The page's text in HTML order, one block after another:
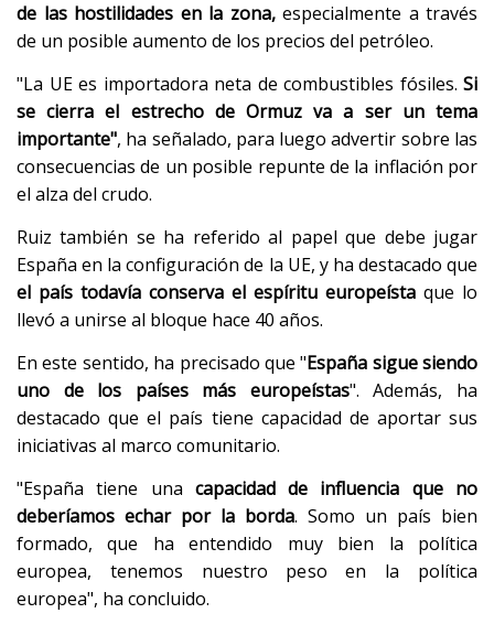
de las hostilidades en la zona,especialmente a través
de un posible aumento de los precios del petróleo.
"La UE es importadora neta de combustibles fósiles. Si
se cierra el estrecho de Ormuz va a ser un tema
importante", ha señalado, para luego advertir sobre las
consecuencias de un posible repunte de la inflación por
el alza del crudo.
Ruiz también se ha referido al papel que debe jugar
España en la configuración de la UE, y ha destacado que
el país todavía conserva el espíritu europeísta que lo
llevó a unirse al bloque hace 40 años.
En este sentido, ha precisado que "España sigue siendo
uno de los países más europeístas". Además, ha
destacado que el país tiene capacidad de aportar sus
iniciativas al marco comunitario.
"España tiene una capacidad de influencia que no
deberíamos echar por la borda. Somo un país bien
formado, que ha entendido muy bien la política
europea, tenemos nuestro peso en la política
europea", ha concluido.